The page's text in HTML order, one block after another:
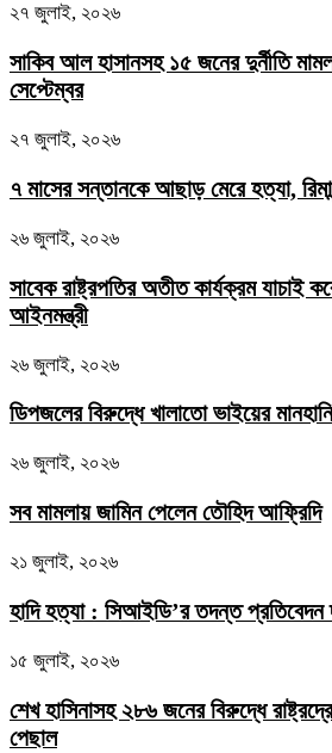
২৭ জুলাই, ২০২৬
সাকিব আল হাসানসহ ১৫ জনের দুর্নীতি
সেপ্টেম্বর
২৭ জুলাই, ২০২৬
৭ মাসের সন্তানকে আছাড় মেরে হত্যা,
২৬ জুলাই, ২০২৬
সাবেক রাষ্ট্রপতির অতীত কার্যক্রম যাচাই
আইনমন্ত্রী
২৬ জুলাই, ২০২৬
ডিপজলের বিরুদ্ধে খালাতো ভাইয়ের
২৬ জুলাই, ২০২৬
সব মামলায় জামিন পেলেন তৌহিদ আফ্রিদি
২১ জুলাই, ২০২৬
হাদি হত্যা : সিআইডি’র তদন্ত
১৫ জুলাই, ২০২৬
শেখ হাসিনাসহ ২৮৬ জনের বিরুদ্ধে
পেছাল